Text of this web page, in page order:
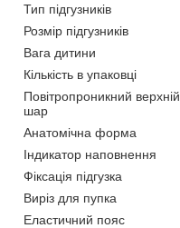
Тип підгузників
Розмір підгузників
Вага дитини
Кількість в упаковці
Повітропроникний верхній
шар
Анатомічна форма
Індикатор наповнення
Фіксація підгузка
Виріз для пупка
Еластичний пояс